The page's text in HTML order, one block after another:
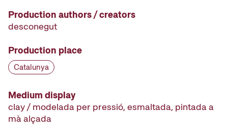
Production authors / creators
desconegut
Production place
Catalunya
Medium display
clay / modelada per pressió, esmaltada, pintada a
mà alçada